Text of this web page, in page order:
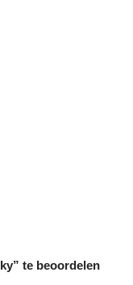
te beoordelen